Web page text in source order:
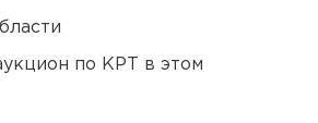
по КРТ в этом